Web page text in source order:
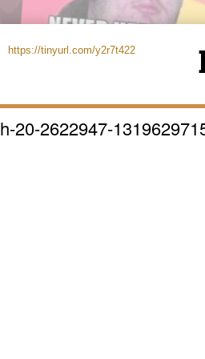
https://tinyurl.com/y2r7t422
h-20-2622947-